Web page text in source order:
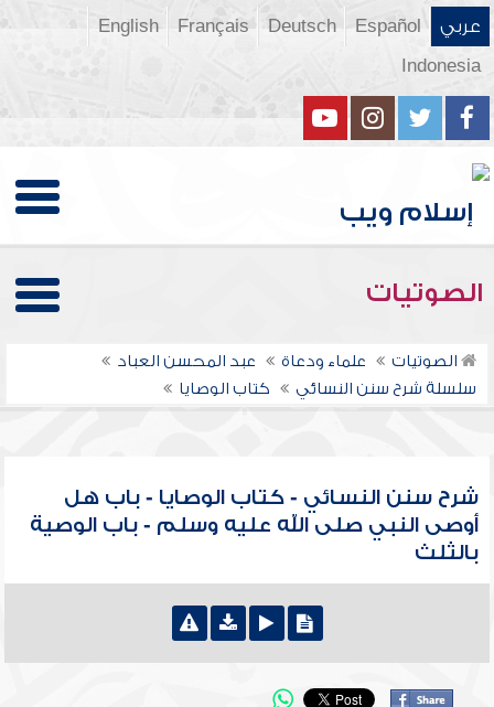
عربي Español
Deutsch
Français
English
Indonesia
الصوتيات
الصوتيات علماء ودعاة
عبد المحسن العباد
سلسلة شرح سنن النسائي
كتاب الوصايا
شرح سنن النسائي - كتاب الوصايا - باب هل
أوصى النبي صلى الله عليه وسلم - باب الوصية
بالثلث